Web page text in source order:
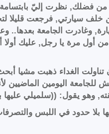
من فضلك, نظرت إليّ
سيارتي, فرجعت قليلا
وغادرت الجامعة بعدها..
أول مرة يا رجل, عليك أولا
تناولت الغداء ذهبت مشيا
اليومين الماضيين
وهو يقول: ((سلميلي
حدود في اللبس